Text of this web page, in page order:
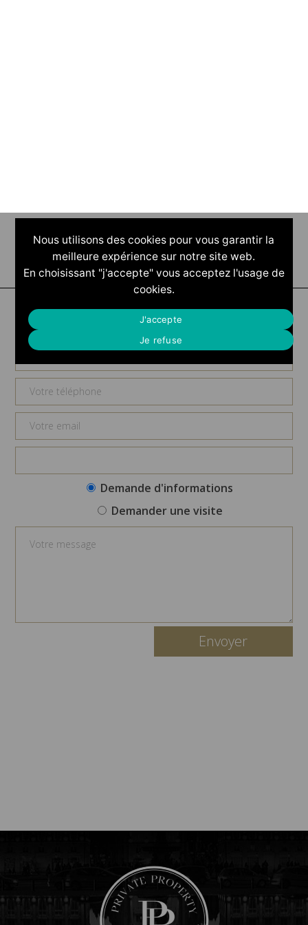
Demande d'informations
Demande d'informations
Demander une visite
Nous utilisons des cookies pour vous garantir la
meilleure expérience sur notre site web.
En choisissant "j'accepte" vous acceptez l'usage de
cookies.
J'accepte
Je refuse